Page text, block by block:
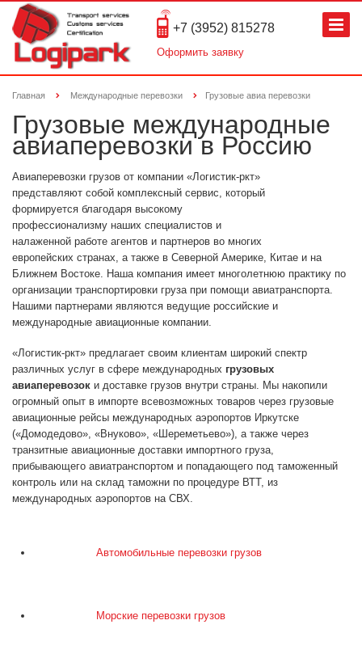
+7 (3952) 815278
Оформить заявку
Главная Международные перевозки Грузовые авиа перевозки
Грузовые международные
авиаперевозки в Россию
Авиаперевозки грузов от компании «Логистик-ркт»
представляют собой комплексный сервис, который
формируется благодаря высокому
профессионализму наших специалистов и
налаженной работе агентов и партнеров во многих
европейских странах, а также в Северной Америке, Китае и на
Ближнем Востоке. Наша компания имеет многолетнюю практику по
организации транспортировки груза при помощи авиатранспорта.
Нашими партнерами являются ведущие российские и
международные авиационные компании.
«Логистик-ркт» предлагает своим клиентам широкий спектр
различных услуг в сфере международных грузовых
авиаперевозок и доставке грузов внутри страны. Мы накопили
огромный опыт в импорте всевозможных товаров через грузовые
авиационные рейсы международных аэропортов Иркутске
(«Домодедово», «Внуково», «Шереметьево»), а также через
транзитные авиационные доставки импортного груза,
прибывающего авиатранспортом и попадающего под таможенный
контроль или на склад таможни по процедуре ВТТ, из
международных аэропортов на СВХ.
Автомобильные перевозки грузов
Морские перевозки грузов